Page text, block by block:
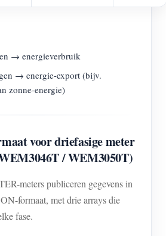
→ energieverbruik
→ energie-export (bijv.
zonne-energie)
voor driefasige meter
/ WEM3050T)
meters publiceren gegevens in
formaat, met drie arrays die
fase.